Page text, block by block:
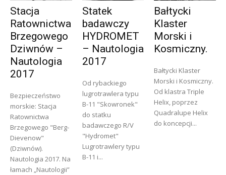
Stacja
Ratownictwa
Brzegowego
Dziwnów –
Nautologia
2017
Bezpieczeństwo
morskie: Stacja
Ratownictwa
Brzegowego "Berg-
Dievenow"
(Dziwnów).
Nautologia 2017. Na
łamach „Nautologii”
Statek
badawczy
HYDROMET
– Nautologia
2017
Od rybackiego
lugrotrawlera typu
B-11 "Skowronek"
do statku
badawczego R/V
"Hydromet"
Lugrotrawlery typu
B-11 i...
Bałtycki
Klaster
Morski i
Kosmiczny.
Bałtycki Klaster
Morski i Kosmiczny.
Od klastra Triple
Helix, poprzez
Quadralupe Helix
do koncepcji...